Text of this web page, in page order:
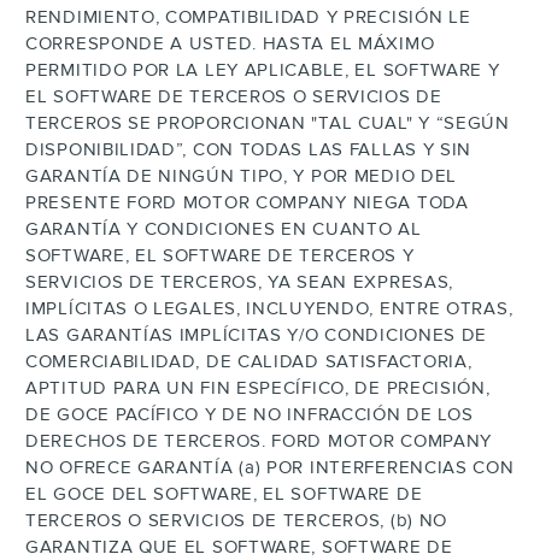
RENDIMIENTO, COMPATIBILIDAD Y PRECISIÓN LE
CORRESPONDE A USTED. HASTA EL MÁXIMO
PERMITIDO POR LA LEY APLICABLE, EL SOFTWARE Y
EL SOFTWARE DE TERCEROS O SERVICIOS DE
TERCEROS SE PROPORCIONAN "TAL CUAL" Y “SEGÚN
DISPONIBILIDAD”, CON TODAS LAS FALLAS Y SIN
GARANTÍA DE NINGÚN TIPO, Y POR MEDIO DEL
PRESENTE FORD MOTOR COMPANY NIEGA TODA
GARANTÍA Y CONDICIONES EN CUANTO AL
SOFTWARE, EL SOFTWARE DE TERCEROS Y
SERVICIOS DE TERCEROS, YA SEAN EXPRESAS,
IMPLÍCITAS O LEGALES, INCLUYENDO, ENTRE OTRAS,
LAS GARANTÍAS IMPLÍCITAS Y/O CONDICIONES DE
COMERCIABILIDAD, DE CALIDAD SATISFACTORIA,
APTITUD PARA UN FIN ESPECÍFICO, DE PRECISIÓN,
DE GOCE PACÍFICO Y DE NO INFRACCIÓN DE LOS
DERECHOS DE TERCEROS. FORD MOTOR COMPANY
NO OFRECE GARANTÍA (a) POR INTERFERENCIAS CON
EL GOCE DEL SOFTWARE, EL SOFTWARE DE
TERCEROS O SERVICIOS DE TERCEROS, (b) NO
GARANTIZA QUE EL SOFTWARE, SOFTWARE DE